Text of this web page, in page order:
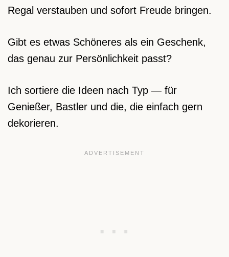
Regal verstauben und sofort Freude bringen.
Gibt es etwas Schöneres als ein Geschenk,
das genau zur Persönlichkeit passt?
Ich sortiere die Ideen nach Typ — für
Genießer, Bastler und die, die einfach gern
dekorieren.